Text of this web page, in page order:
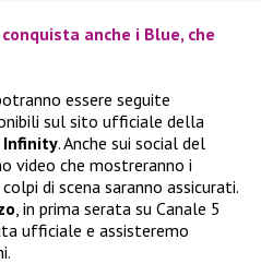
anche i Blue, che
essere seguite
sul sito ufficiale della
Infinity. Anche sui social del
video che mostreranno i
di scena saranno assicurati.
, in prima serata su Canale 5
ufficiale e assisteremo